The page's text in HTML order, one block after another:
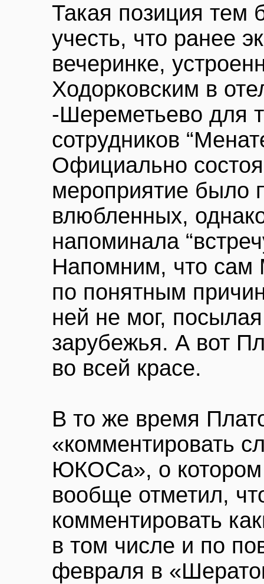
Такая позиция тем
учесть, что ранее
вечеринке,
Ходорковским в
-Шереметьево для
сотрудников
Официально
мероприятие было
влюбленных,
напоминала
Напомним, что сам
по понятным
ней не мог,
зарубежья. А вот
во всей красе.
В то же время
«комментировать
ЮКОСа», о котором
вообще отметил,
комментировать
в том числе и по
февраля в